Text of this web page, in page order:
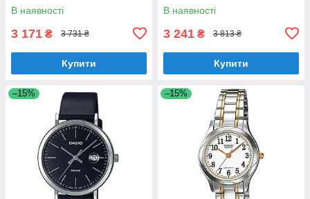
В наявності
3 171 ₴ 3 731 ₴
Купити
В наявності
3 241 ₴ 3 813 ₴
Купити
–15% –15%